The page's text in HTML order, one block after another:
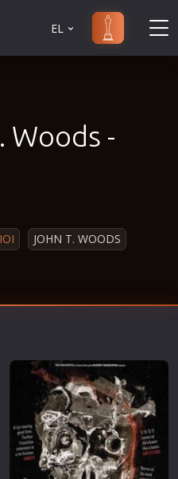
Φαντασίας
Κινηματογράφος
EL
Woods -
JOHN T. WOODS